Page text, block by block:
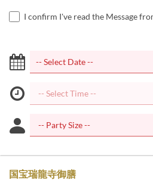
I confirm I've read the Message
国宝瑞龍寺御膳